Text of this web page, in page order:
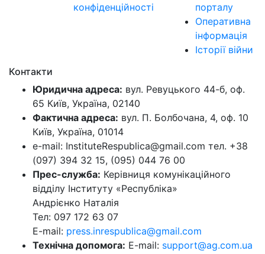
конфіденційності
порталу
Оперативна
інформація
Історії війни
Контакти
Юридична адреса: вул. Ревуцького 44-б, оф.
65 Київ, Україна, 02140
Фактична адреса: вул. П. Болбочана, 4, оф. 10
Київ, Україна, 01014
e-mail: InstituteRespublica@gmail.com тел. +38
(097) 394 32 15, (095) 044 76 00
Прес-служба: Керівниця комунікаційного
відділу Інституту «Республіка»
Андрієнко Наталія
Тел: 097 172 63 07
E-mail: press.inrespublica@gmail.com
Технічна допомога: E-mail: support@ag.com.ua